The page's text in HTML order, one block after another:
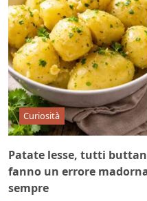
Curiosità
Patate lesse, tutti
fanno un errore
sempre